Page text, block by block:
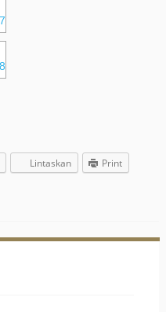
Lintaskan
Print